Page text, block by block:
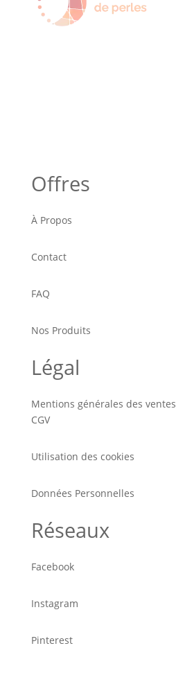
Offres
À Propos
Contact
FAQ
Nos Produits
Légal
Mentions générales des ventes
CGV
Utilisation des cookies
Données Personnelles
Réseaux
Facebook
Instagram
Pinterest